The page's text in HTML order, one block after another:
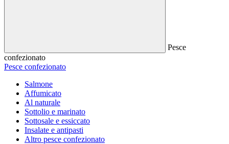
Pesce
confezionato
Pesce confezionato
Salmone
Affumicato
Al naturale
Sottolio e marinato
Sottosale e essiccato
Insalate e antipasti
Altro pesce confezionato